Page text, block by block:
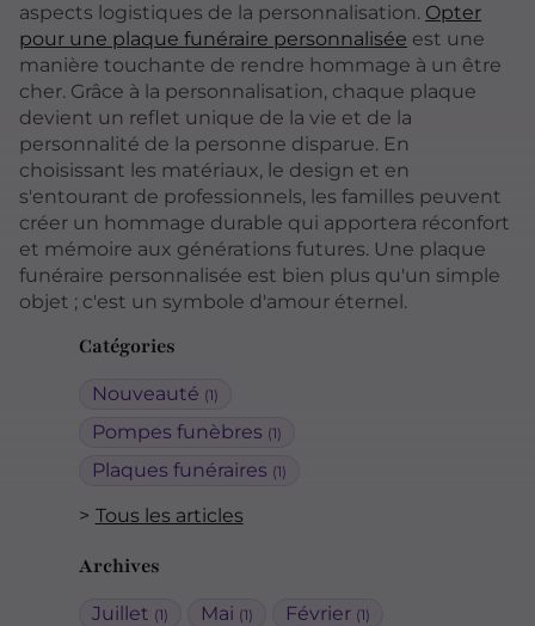
Catégories
Nouveauté (1)
Pompes funèbres (1)
Plaques funéraires (1)
Tous les articles
Archives
Juillet (1) Mai (1) Février (1)
aspects logistiques de la personnalisation. Opter
pour une plaque funéraire personnalisée est une
manière touchante de rendre hommage à un être
cher. Grâce à la personnalisation, chaque plaque
devient un reflet unique de la vie et de la
personnalité de la personne disparue. En
choisissant les matériaux, le design et en
s'entourant de professionnels, les familles peuvent
créer un hommage durable qui apportera réconfort
et mémoire aux générations futures. Une plaque
funéraire personnalisée est bien plus qu'un simple
objet ; c'est un symbole d'amour éternel.